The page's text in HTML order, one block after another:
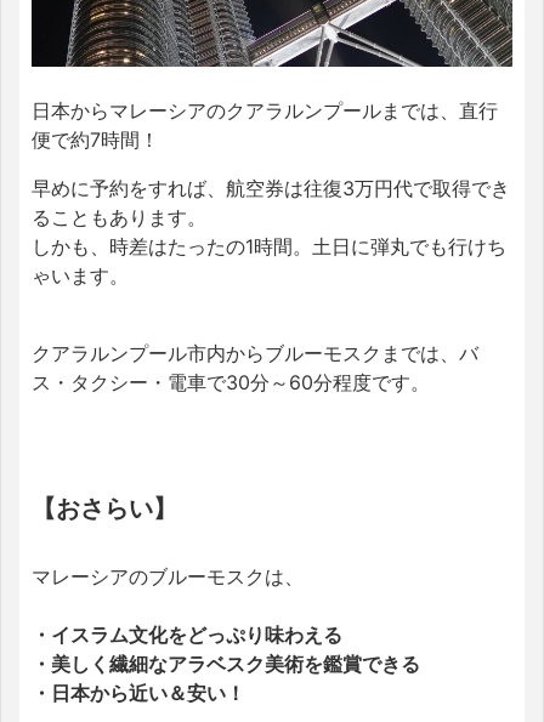
日本からマレーシアのクアラルンプールまでは、直行
便で約7時間！
早めに予約をすれば、航空券は往復3万円代で取得でき
ることもあります。
しかも、時差はたったの1時間。土日に弾丸でも行けち
ゃいます。
クアラルンプール市内からブルーモスクまでは、バ
ス・タクシー・電車で30分～60分程度です。
【おさらい】
マレーシアのブルーモスクは、
・イスラム文化をどっぷり味わえる
・美しく繊細なアラベスク美術を鑑賞できる
・日本から近い＆安い！